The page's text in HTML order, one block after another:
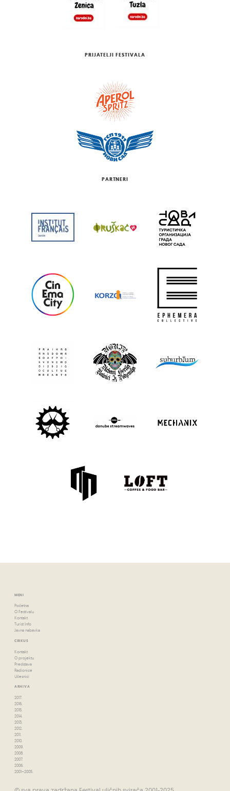
PRIJATELJI FESTIVALA
PARTNERI
MENI
Početna
O Festivalu
Kontakt
Turist Info
Javna nabavka
CIRKUS
Kontakt
O projektu
Predstava
Radionice
Učesnici
ARHIVA
2017.
2016.
2015.
2014.
2013.
2012.
2011.
2010.
2009.
2008.
2007.
2006.
2001–2005.